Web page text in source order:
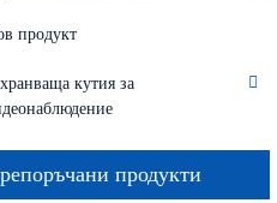
продукт
кутия за
продукти